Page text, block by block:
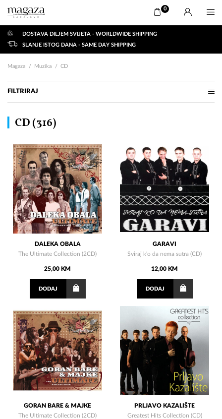
0
DOSTAVA DILJEM SVIJETA - WORLDWIDE SHIPPING
SLANJE ISTOG DANA - SAME DAY SHIPPING
Magaza Muzika CD
FILTRIRAJ
CD (316)
DALEKA OBALA
The Ultimate Collection (2CD)
25,00 KM
DODAJ
GARAVI
Sviraj k'o da nema sutra (CD)
12,00 KM
DODAJ
GORAN BARE & MAJKE
The Ultimate Collection (2CD)
PRLJAVO KAZALIŠTE
Greatest Hits Collection (CD)